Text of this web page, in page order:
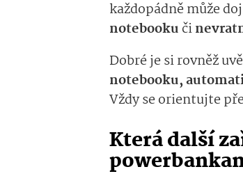
každopádně může
notebooku či
Dobré je si rovněž
notebooku,
Vždy se orientujte
Která další